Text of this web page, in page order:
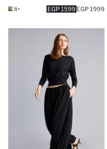
1599 EGP 1999 EGP
+8